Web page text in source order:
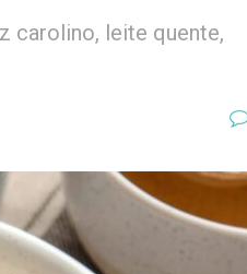
carolino, leite quente,